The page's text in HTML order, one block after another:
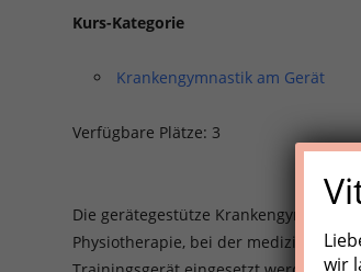
Kurs-Kategorie
Krankengymnastik am Gerät
Verfügbare Plätze: 3
Die gerätegestütze
Physiotherapie, bei der medizinische
wir